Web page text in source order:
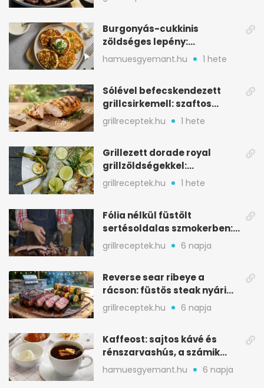
Burgonyás-cukkinis
zöldséges lepény:
aranybarna, szaftos, hús
nélkül is
hamuesgyemant.hu 1 hete
Sólével befecskendezett
grillcsirkemell: szaftos
marad, nem szárad ki
grillreceptek.hu 1 hete
Grillezett dorade royal
grillzöldségekkel:
mediterrán ízek a rostélyról
grillreceptek.hu 1 hete
Fólia nélkül füstölt
sertésoldalas szmokerben:
ropogós bark, 6 óra
grillreceptek.hu 6 napja
Reverse sear ribeye a
rácson: füstös steak nyári
tökkebabbal
grillreceptek.hu 6 napja
Kaffeost: sajtos kávé és
rénszarvashús, a számik
melegítő itala
hamuesgyemant.hu 6 napja